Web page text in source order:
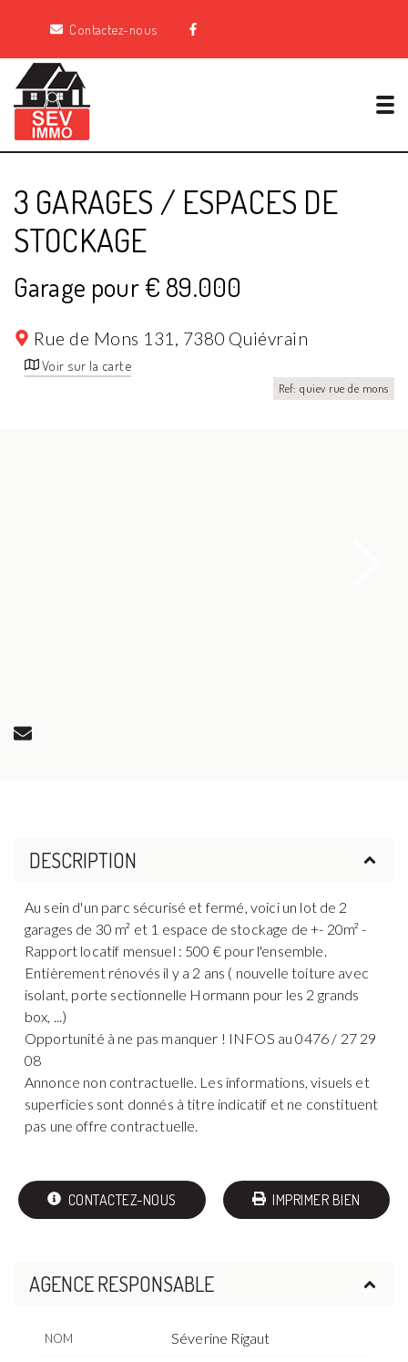
Contactez-nous
3 GARAGES / ESPACES DE
STOCKAGE
Garage pour € 89.000
Rue de Mons 131, 7380 Quiévrain
Voir sur la carte
Ref: quiev rue de mons
DESCRIPTION
Au sein d'un parc sécurisé et fermé, voici un lot de 2
garages de 30 m² et 1 espace de stockage de +- 20m² -
Rapport locatif mensuel : 500 € pour l'ensemble.
Entièrement rénovés il y a 2 ans ( nouvelle toiture avec
isolant, porte sectionnelle Hormann pour les 2 grands
box, ...)
Opportunité à ne pas manquer ! INFOS au 0476 / 27 29
08
Annonce non contractuelle. Les informations, visuels et
superficies sont donnés à titre indicatif et ne constituent
pas une offre contractuelle.
CONTACTEZ-NOUS IMPRIMER BIEN
AGENCE RESPONSABLE
NOM Séverine Rigaut